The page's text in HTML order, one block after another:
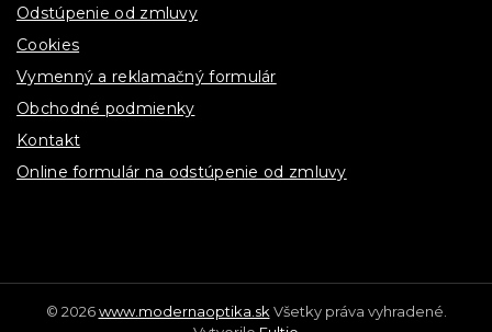
Odstúpenie od zmluvy
Cookies
Vymenný a reklamačný formulár
Obchodné podmienky
Kontakt
Online formulár na odstúpenie od zmluvy
© 2026www.modernaoptika.sk Všetky práva vyhradené.